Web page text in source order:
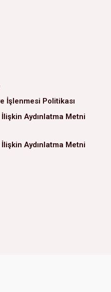
İşlenmesi Politikası
Aydınlatma Metni
Aydınlatma Metni